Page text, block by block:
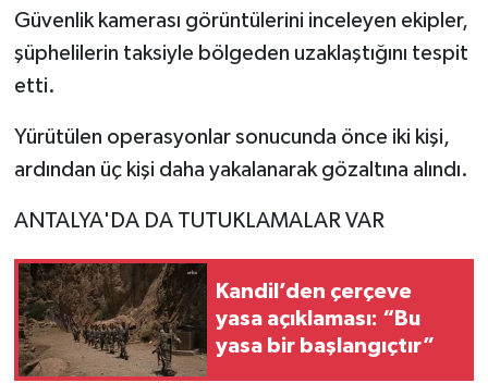
Güvenlik kamerası görüntülerini inceleyen ekipler,
şüphelilerin taksiyle bölgeden uzaklaştığını tespit
etti.
Yürütülen operasyonlar sonucunda önce iki kişi,
ardından üç kişi daha yakalanarak gözaltına alındı.
ANTALYA'DA DA TUTUKLAMALAR VAR
Kandil’den çerçeve
yasa açıklaması: “Bu
yasa bir başlangıçtır”